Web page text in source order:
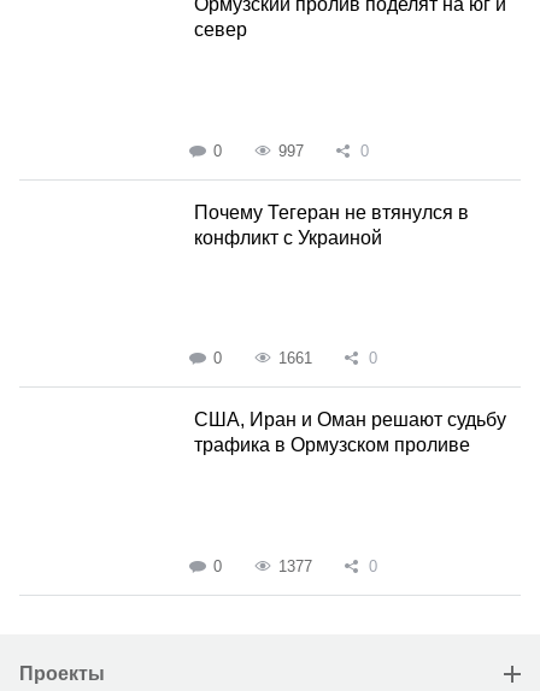
Ормузский пролив поделят на юг и
север
0 997 0
Почему Тегеран не втянулся в
конфликт с Украиной
0 1661 0
США, Иран и Оман решают судьбу
трафика в Ормузском проливе
0 1377 0
Проекты